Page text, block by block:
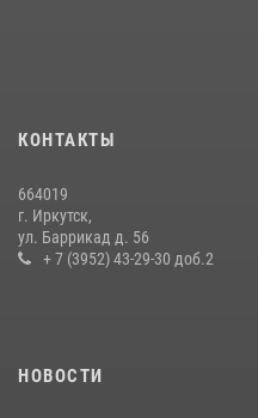
приняли участие в
В Иркутской области состоится
поступления на службу в
КОНТАКТЫ
664019
г. Иркутск,
ул. Баррикад д. 56
+ 7 (3952) 43-29-30 доб.2
НОВОСТИ